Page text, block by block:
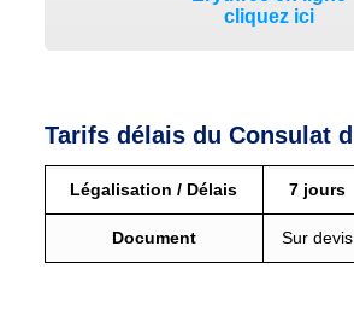
cliquez ici
Tarifs délais du Consulat
Légalisation / Délais 7 jours
Document Sur devis